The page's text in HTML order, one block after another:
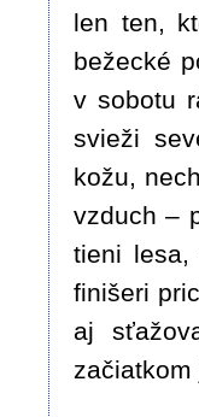
len ten,
bežecké
v sobotu
svieži
kožu,
vzduch –
tieni lesa,
finišeri
aj
začiatkom